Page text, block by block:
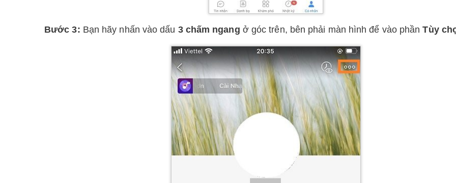
Bước 3: Bạn hãy nhấn vào dấu 3 chấm ngang ở góc trên, bên phải màn hình để vào phầnTùy